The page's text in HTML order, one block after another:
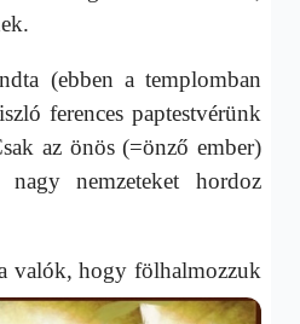
(ebben a templomban
ferences paptestvérünk
az önös (=önző ember)
nemzeteket hordoz
valók, hogy fölhalmozzuk